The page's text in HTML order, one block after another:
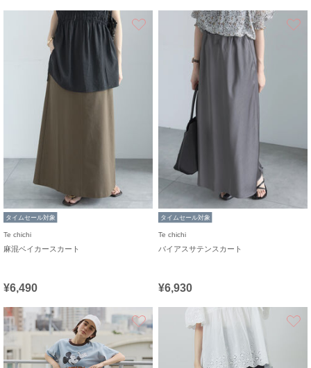
お気に入り
タイムセール対象
Te chichi
麻混ベイカースカート
¥6,490
タイムセール対象
Te chichi
バイアスサテンスカート
¥6,930
お気に入り